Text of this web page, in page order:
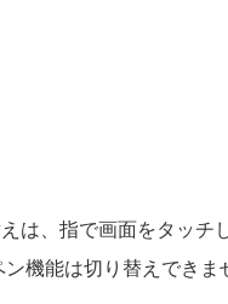
は、指で画面をタッチ
機能は切り替えできま